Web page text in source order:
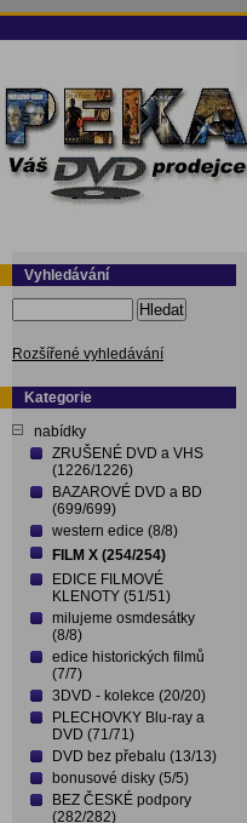
Vyhledávání
Hledat
Rozšířené vyhledávání
Kategorie
nabídky
ZRUŠENÉ DVD a VHS
(1226/1226)
BAZAROVÉ DVD a BD
(699/699)
western edice (8/8)
FILM X (254/254)
EDICE FILMOVÉ
KLENOTY (51/51)
milujeme osmdesátky
(8/8)
edice historických filmů
(7/7)
3DVD - kolekce (20/20)
PLECHOVKY Blu-ray a
DVD (71/71)
DVD bez přebalu (13/13)
bonusové disky (5/5)
BEZ ČESKÉ podpory
(282/282)